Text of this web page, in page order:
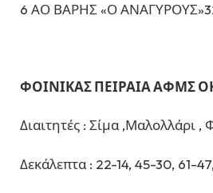
6 ΑΟ ΒΑΡΗΣ «Ο ΑΝΑΓΥΡΟΥΣ»32
ΦΟΙΝΙΚΑΣ ΠΕΙΡΑΙΑ ΑΦΜΣ
Διαιτητές : Σίμα ,Μαλολλάρι ,
Δεκάλεπτα : 22-14, 45-30, 61-